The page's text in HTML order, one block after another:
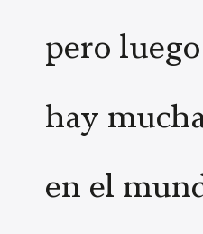
pero
hay
en el